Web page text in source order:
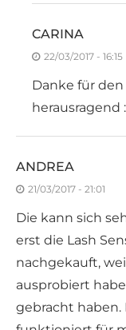
CARINA
22/03/2017 - 16:15
Danke für
herausragend
ANDREA
21/03/2017 - 21:01
Die kann sich
erst die Lash
nachgekauft,
ausprobiert
gebracht haben.